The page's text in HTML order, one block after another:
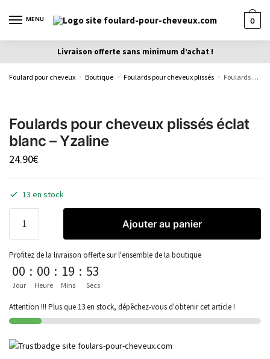
MENU 0
Livraison offerte sans minimum d’achat !
Foulard pour cheveux » Boutique » Foulards pour cheveux plissés » Foulards pour cheveux plissés éclat blanc – Yzaline
Foulards pour cheveux plissés éclat
blanc – Yzaline
24.90€
13 en stock
Ajouter au panier
Profitez de la livraison offerte sur l'ensemble de la boutique
00
Jour
: 00
Heure
: 19
Mins
: 53
Secs
Attention !!! Plus que 13 en stock, dépêchez-vous d'obtenir cet article !